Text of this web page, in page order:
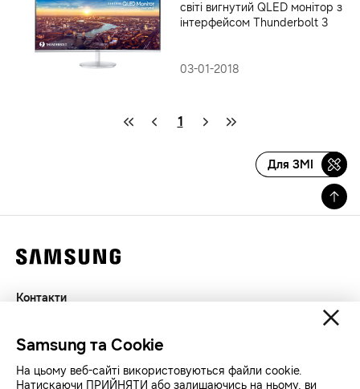
світі вигнутий QLED монітор з
інтерфейсом Thunderbolt 3
03-01-2018
1
Для ЗМІ
Контакти
Конфіденційність
SAMSUNG.COM
Samsung та Cookie
На цьому веб-сайті використовуються файли cookie.
Натискаючи ПРИЙНЯТИ або залишаючись на ньому, ви